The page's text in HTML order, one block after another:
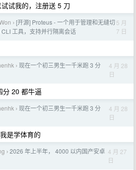
试我的，注册送 5 刀
› [开源] Proteus - 一个用于管理和无缝切
工具，支持并行隔离会话
5 月
7 日
› 现在一个初三男生一千米跑 3 分
4 月 28
日
分 20 都牛逼
› 现在一个初三男生一千米跑 3 分
4 月 28
日
是学体育的
› 2026 年上半年， 4000 以内国产安卓 4 月 27
日